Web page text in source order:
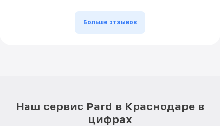
Больше отзывов
Наш сервис Pard в Краснодаре в
цифрах